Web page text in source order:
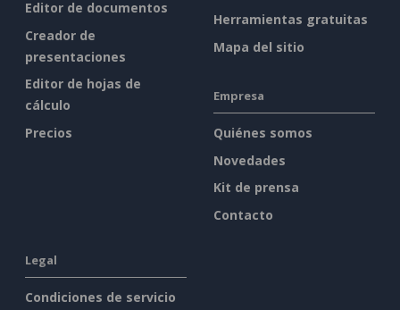
Editor de documentos
Creador de
presentaciones
Editor de hojas de
cálculo
Precios
Herramientas gratuitas
Mapa del sitio
Empresa
Quiénes somos
Novedades
Kit de prensa
Contacto
Legal
Condiciones de servicio